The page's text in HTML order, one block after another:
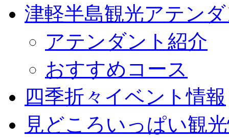
津軽半島観光アテン
アテンダント紹介
おすすめコース
四季折々イベント情報
見どころいっぱい観